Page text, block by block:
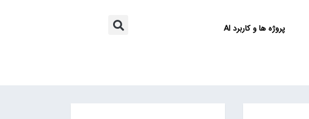
پروژه ها و کاربرد AI